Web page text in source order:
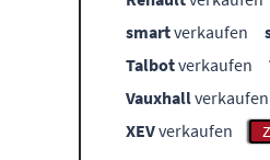
smartverkaufen
Talbotverkaufen
Vauxhallverkaufen
XEVverkaufen Z